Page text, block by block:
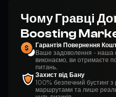
Чому Гравці
Boosting
Гарантія Повернення
Ваше задоволення - наша
виконаємо, ви отримаєте
питань.
Захист від Бану
100% безпечний бустинг
маршрутами та лише